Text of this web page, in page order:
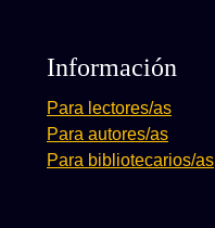
Información
Para lectores/as
Para autores/as
Para bibliotecarios/as